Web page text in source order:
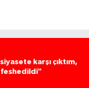
karşı çıktım,